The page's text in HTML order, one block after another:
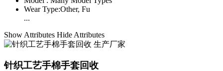
Wear Type:Other, Fu
...
Show Attributes Hide Attributes
针织工艺手棉手套回收